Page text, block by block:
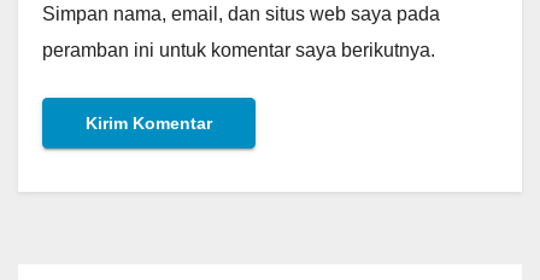
Simpan nama, email, dan situs web saya pada
peramban ini untuk komentar saya berikutnya.